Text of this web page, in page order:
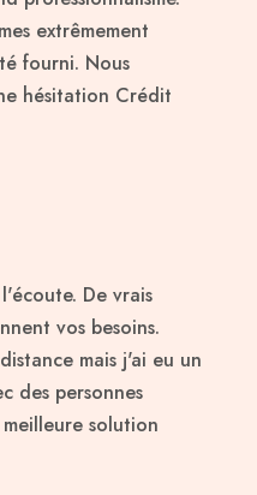
extrêmement
fourni. Nous
hésitation Crédit
De vrais
vos besoins.
mais j'ai eu un
des personnes
solution